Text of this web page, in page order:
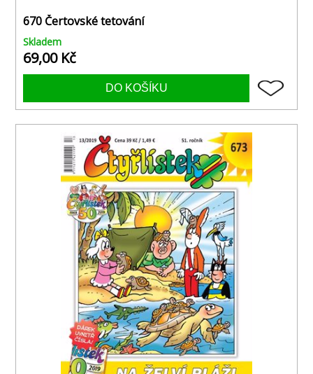
670 Čertovské tetování
Skladem
69,00 Kč